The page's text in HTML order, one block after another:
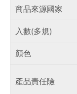
商品來源國家
入數(多規)
顏色
產品責任險